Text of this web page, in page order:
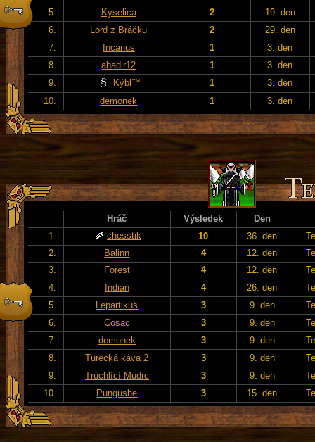
5.
Kyselica 2
19. den
6.
Lord z Bráčku 2
29. den
7.
Incanus 1
3. den
8.
abadir12 1
3. den
9.
Kýbl™ 1
3. den
10.
demonek 1 3. den
Hráč Výsledek
Den
1.
chesstik 10 36. den
2.
Balinn 4 12. den
3.
Forest 4 12. den
4.
Indián 4 26. den
5.
Lepartikus 3 9. den
6.
Cosac 3 9. den
7.
demonek 3 9. den
8.
Turecká káva 2 3 9. den
9.
Truchlící Mudrc 3 9. den
10.
Pungushe 3 15. den